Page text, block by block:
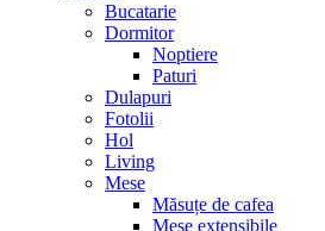
Bucatarie
Dormitor
Noptiere
Paturi
Dulapuri
Fotolii
Hol
Living
Mese
Măsuțe de cafea
Mese extensibile